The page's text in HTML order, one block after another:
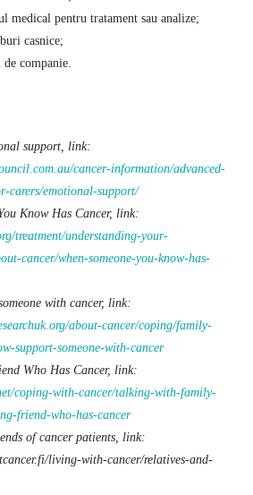
medical pentru tratament sau analize;
casnice;
companie.
support, link:
cancer-information/advanced-
carers/emotional-support/
Know Has Cancer, link:
treatment/understanding-your-
cancer/when-someone-you-know-has-
with cancer, link:
about-cancer/coping/family-
support-someone-with-cancer
Who Has Cancer, link:
coping-with-cancer/talking-with-family-
friend-who-has-cancer
of cancer patients, link:
living-with-cancer/relatives-and-